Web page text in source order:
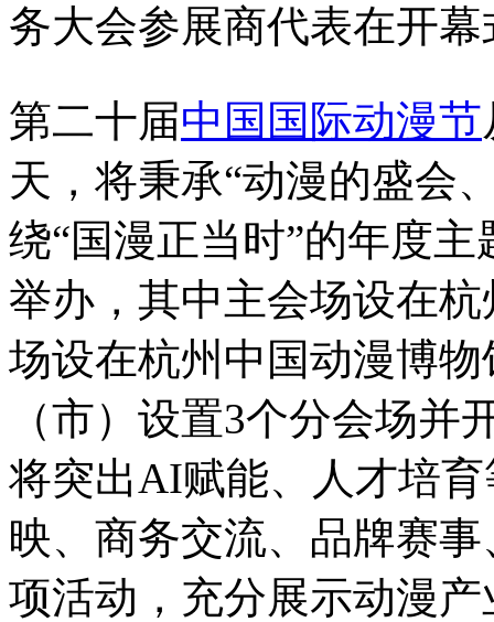
务大会参展商代表在开
第二十届中国国际动漫节
天，将秉承“动漫的盛会
绕“国漫正当时”的年度
举办，其中主会场设在
场设在杭州中国动漫博
（市）设置3个分会场
将突出AI赋能、人才培
映、商务交流、品牌赛
项活动，充分展示动漫